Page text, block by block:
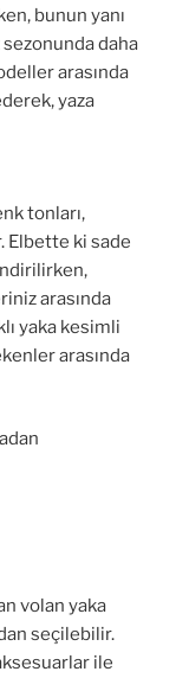
bunun yanı
sezonunda daha
arasında
yaza
tonları,
Elbette ki sade
arasında
yaka kesimli
arasında
volan yaka
seçilebilir.
ile